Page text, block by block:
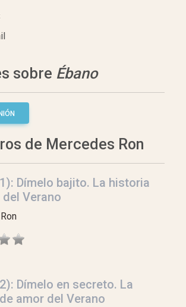
sobre Ébano
de Mercedes Ron
Dímelo bajito. La historia
Verano
Dímelo en secreto. La
amor del Verano